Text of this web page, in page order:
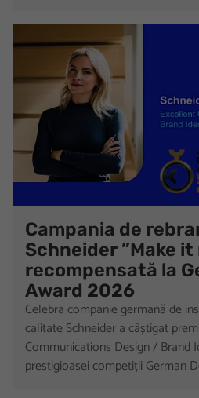
Campania de
Schneider ”Make
recompensată la
Award 2026
Celebra companie germană de
calitate Schneider a câștigat
Communications Design / Brand
prestigioasei competiții German